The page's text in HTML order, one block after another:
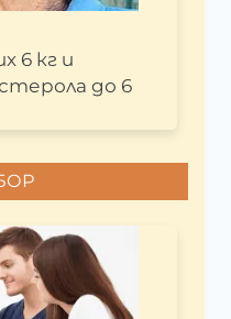
6 кг и
до 6